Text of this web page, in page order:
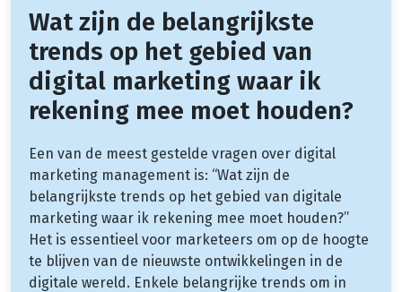
Wat zijn de belangrijkste
trends op het gebied van
digital marketing waar ik
rekening mee moet houden?
Een van de meest gestelde vragen over digital
marketing management is: “Wat zijn de
belangrijkste trends op het gebied van digitale
marketing waar ik rekening mee moet houden?”
Het is essentieel voor marketeers om op de hoogte
te blijven van de nieuwste ontwikkelingen in de
digitale wereld. Enkele belangrijke trends om in